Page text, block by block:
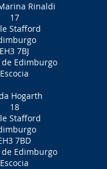
Rinaldi
17
Stafford
EH3 7BJ
Edimburgo
Escocia
Hogarth
18
Stafford
7BD
Edimburgo
Escocia